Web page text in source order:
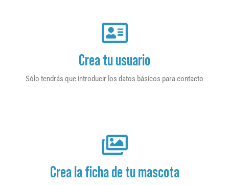
Crea tu usuario
Sólo tendrás que introducir los datos básicos para contacto
Crea la ficha de tu mascota